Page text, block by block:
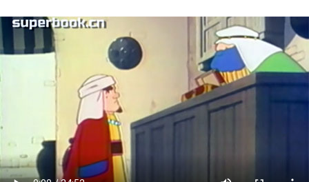
童
早
教
视
频
育
类
卡
通)